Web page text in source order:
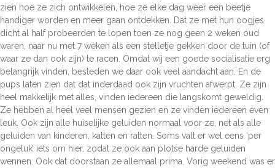
zien hoe ze zich ontwikkelen, hoe ze elke dag weer een beetje
handiger worden en meer gaan ontdekken. Dat ze met hun oogjes
dicht al half probeerden te lopen toen ze nog geen 2 weken oud
waren, naar nu met 7 weken als een stelletje gekken door de tuin (of
waar ze dan ook zijn) te racen. Omdat wij een goede socialisatie erg
belangrijk vinden, besteden we daar ook veel aandacht aan. En de
pups laten zien dat dat inderdaad ook zijn vruchten afwerpt. Ze zijn
heel makkelijk met alles, vinden iedereen die langskomt geweldig.
Ze hebben al heel veel mensen gezien en ze vinden iedereen even
leuk. Ook zijn alle huiselijke geluiden normaal voor ze, net als alle
geluiden van kinderen, katten en ratten. Soms valt er wel eens ‘per
ongeluk’ iets om hier, zodat ze ook aan plotse harde geluiden
wennen. Ook dat doorstaan ze allemaal prima. Vorig weekend was er